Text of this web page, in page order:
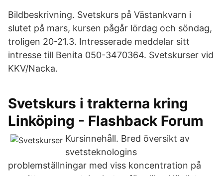
Bildbeskrivning. Svetskurs på Västankvarn i
slutet på mars, kursen pågår lördag och söndag,
troligen 20-21.3. Intresserade meddelar sitt
intresse till Benita 050-3470364. Svetskurser vid
KKV/Nacka.
Svetskurs i trakterna kring
Linköping - Flashback Forum
Kursinnehåll. Bred översikt av
svetsteknologins
problemställningar med viss koncentration på